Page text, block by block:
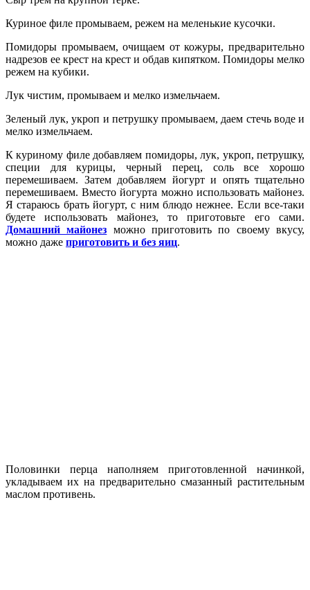
Куриное филе промываем, режем на меленькие кусочки.
Помидоры промываем, очищаем от кожуры, предварительно
надрезов ее крест на крест и обдав кипятком. Помидоры мелко
режем на кубики.
Лук чистим, промываем и мелко измельчаем.
Зеленый лук, укроп и петрушку промываем, даем стечь воде и
мелко измельчаем.
К куриному филе добавляем помидоры, лук, укроп, петрушку,
специи для курицы, черный перец, соль все хорошо
перемешиваем. Затем добавляем йогурт и опять тщательно
перемешиваем. Вместо йогурта можно использовать майонез.
Я стараюсь брать йогурт, с ним блюдо нежнее. Если все-таки
будете использовать майонез, то приготовьте его сами.
Домашний майонез можно приготовить по своему вкусу,
можно даже приготовить и без яиц.
Половинки перца наполняем приготовленной начинкой,
укладываем их на предварительно смазанный растительным
маслом противень.